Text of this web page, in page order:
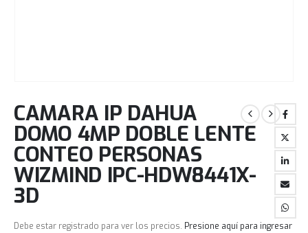
CAMARA IP DAHUA
DOMO 4MP DOBLE LENTE
CONTEO PERSONAS
WIZMIND IPC-HDW8441X-
3D
Debe estar registrado para ver los precios. Presione aquí para ingresar